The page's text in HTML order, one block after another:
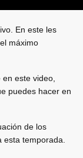
En este les
máximo
este video,
puedes hacer en
de los
temporada.